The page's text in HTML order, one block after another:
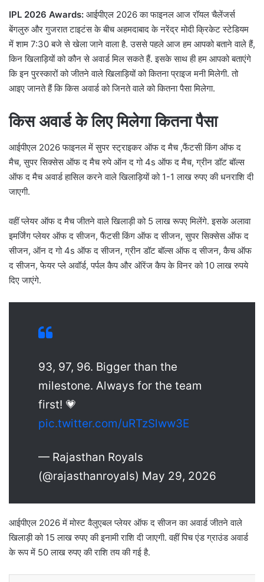
IPL 2026 Awards: आईपीएल 2026 का फाइनल आज रॉयल चैलेंजर्स
बेंगलुरु और गुजरात टाइटंस के बीच अहमदाबाद के नरेंद्र मोदी क्रिकेट स्टेडियम
में शाम 7:30 बजे से खेला जाने वाला है. उससे पहले आज हम आपको बताने वाले हैं,
किन खिलाड़ियों को कौन से अवार्ड मिल सकते हैं. इसके साथ ही हम आपको बताएंगे
कि इन पुरस्कारों को जीतने वाले खिलाड़ियों को कितना प्राइज मनी मिलेगी. तो
आइए जानते हैं कि किस अवार्ड को जिनते वाले को कितना पैसा मिलेगा.
किस अवार्ड के लिए मिलेगा कितना पैसा
आईपीएल 2026 फाइनल में सुपर स्ट्राइकर ऑफ द मैच ,फैंटसी किंग ऑफ द
मैच, सुपर सिक्सेस ऑफ द मैच रुपे ऑन द गो 4s ऑफ द मैच, ग्रीन डॉट बॉल्स
ऑफ द मैच अवार्ड हासिल करने वाले खिलाड़ियों को 1-1 लाख रुपए की धनराशि दी
जाएगी.
वहीं प्लेयर ऑफ द मैच जीतने वाले खिलाड़ी को 5 लाख रूपए मिलेंगे. इसके अलावा
इमर्जिंग प्लेयर ऑफ द सीजन, फैंटसी किंग ऑफ द सीजन, सुपर सिक्सेस ऑफ द
सीजन, ऑन द गो 4s ऑफ द सीजन, ग्रीन डॉट बॉल्स ऑफ द सीजन, कैच ऑफ
द सीजन, फेयर प्ले अवॉर्ड, पर्पल कैप और ऑरेंज कैप के विनर को 10 लाख रुपये
दिए जाएंगे.
93, 97, 96. Bigger than the
milestone. Always for the team
first! 💗
pic.twitter.com/uRTzSlww3E
— Rajasthan Royals
(@rajasthanroyals) May 29, 2026
आईपीएल 2026 में मोस्ट वैलुएबल प्लेयर ऑफ द सीजन का अवार्ड जीतने वाले
खिलाड़ी को 15 लाख रुपए की इनामी राशि दी जाएगी. वहीं पिच एंड ग्राउंड अवार्ड
के रूप में 50 लाख रुपए की राशि तय की गई है.